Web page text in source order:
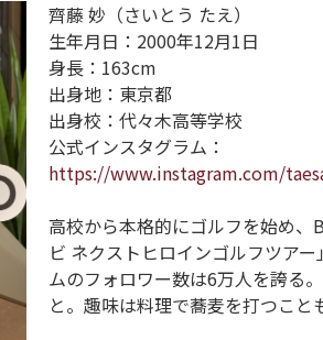
齊藤 妙（さいとう たえ）
生年月日：2000年12月1日
身長：163cm
出身地：東京都
出身校：代々木高等学校
公式インスタグラム：
https://www.instagram.com/
高校から本格的にゴルフを始め、
ビ ネクストヒロインゴルフツア
ムのフォロワー数は6万人を誇る
と。趣味は料理で蕎麦を打つこと